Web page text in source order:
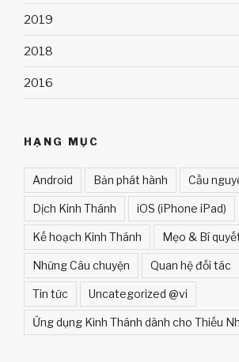
2019
2018
2016
HẠNG MỤC
Android Bản phát hành Cầu
Dịch Kinh Thánh iOS (iPhone iPad)
Kế hoạch Kinh Thánh Mẹo & Bí
Những Câu chuyện Quan hệ đối tác
Tin tức Uncategorized @vi
Ứng dụng Kinh Thánh dành cho Thiếu